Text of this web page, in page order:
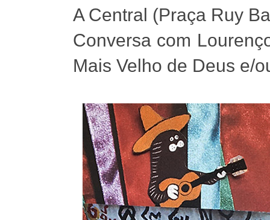
A Central (Praça Ruy
Conversa com
Mais Velho de Deus e/